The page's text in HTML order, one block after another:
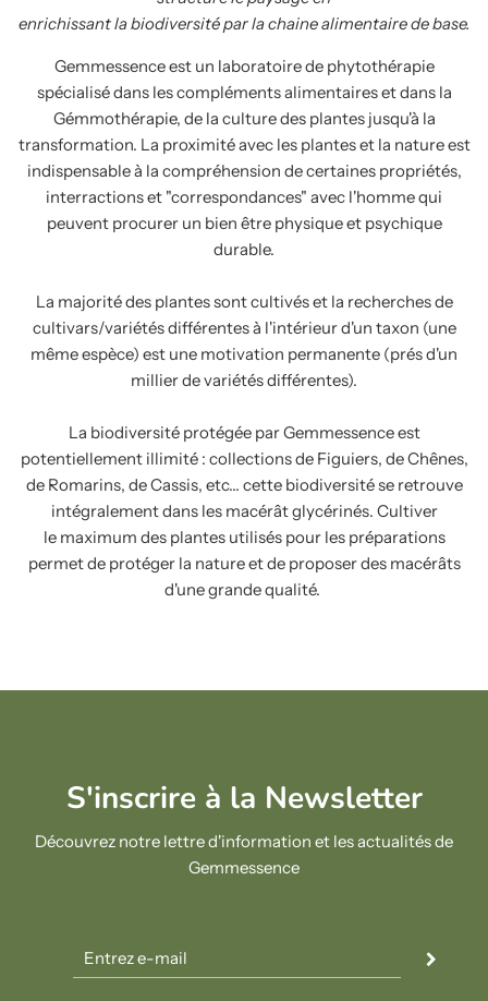
enrichissant la biodiversité par la chaine alimentaire de base.
Gemmessence est un laboratoire de phytothérapie
spécialisé dans les compléments alimentaires et dans la
Gémmothérapie, de la culture des plantes jusqu'à la
transformation. La proximité avec les plantes et la nature est
indispensable à la compréhension de certaines propriétés,
interractions et "correspondances" avec l'homme qui
peuvent procurer un bien être physique et psychique
durable.
La majorité des plantes sont cultivés et la recherches de
cultivars/variétés différentes à l'intérieur d'un taxon (une
même espèce) est une motivation permanente (prés d'un
millier de variétés différentes).
La biodiversité protégée par Gemmessence est
potentiellement illimité : collections de Figuiers, de Chênes,
de Romarins, de Cassis, etc... cette biodiversité se retrouve
intégralement dans les macérât glycérinés. Cultiver
le maximum des plantes utilisés pour les préparations
permet de protéger la nature et de proposer des macérâts
d'une grande qualité.
S'inscrire à la Newsletter
Découvrez notre lettre d'information et les actualités de
Gemmessence